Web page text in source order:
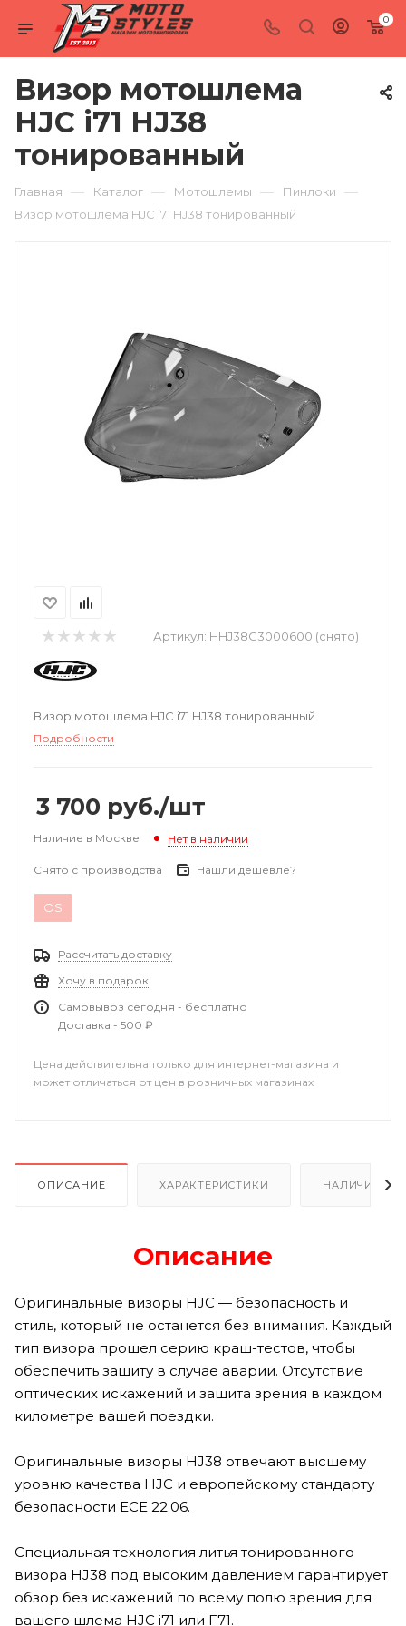
0
Визор мотошлема
HJC i71 HJ38
тонированный
Главная — Каталог — Мотошлемы — Пинлоки —
Визор мотошлема HJC i71 HJ38 тонированный
Артикул: HHJ38G3000600 (снято)
Визор мотошлема HJC i71 HJ38 тонированный
Подробности
3 700 руб./шт
Наличие в Москве Нет в наличии
Снято с производства Нашли дешевле?
OS
Рассчитать доставку
Хочу в подарок
Самовывоз сегодня - бесплатно
Доставка - 500 ₽
Цена действительна только для интернет-магазина и
может отличаться от цен в розничных магазинах
ОПИСАНИЕ ХАРАКТЕРИСТИКИ НАЛИЧИЕ
Описание
Оригинальные визоры HJC — безопасность и
стиль, который не останется без внимания. Каждый
тип визора прошел серию краш-тестов, чтобы
обеспечить защиту в случае аварии. Отсутствие
оптических искажений и защита зрения в каждом
километре вашей поездки.
Оригинальные визоры HJ38 отвечают высшему
уровню качества HJC и европейскому стандарту
безопасности ECE 22.06.
Специальная технология литья тонированного
визора HJ38 под высоким давлением гарантирует
обзор без искажений по всему полю зрения для
вашего шлема HJC i71 или F71.